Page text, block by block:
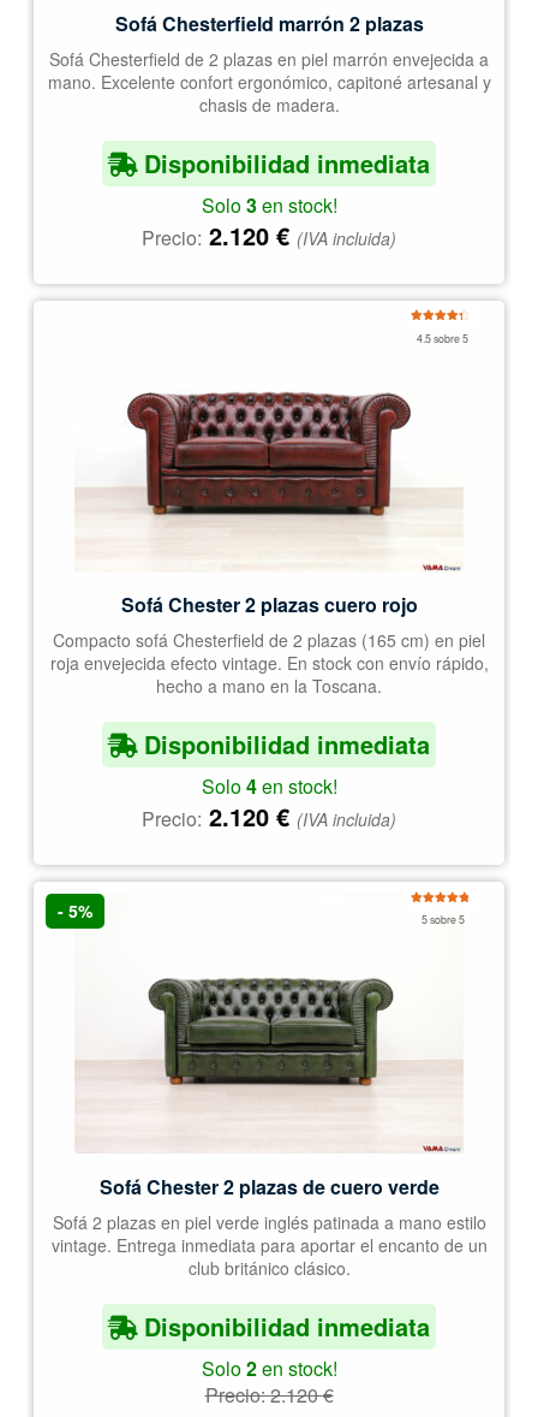
Sofá Chesterfield marrón 2 plazas
Sofá Chesterfield de 2 plazas en piel marrón envejecida a
mano. Excelente confort ergonómico, capitoné artesanal y
chasis de madera.
Disponibilidad inmediata
Solo3en stock!
Precio: 2.120 € (IVA incluida)
4.5 sobre 5
Sofá Chester 2 plazas cuero rojo
Compacto sofá Chesterfield de 2 plazas (165 cm) en piel
roja envejecida efecto vintage. En stock con envío rápido,
hecho a mano en la Toscana.
Disponibilidad inmediata
Solo4en stock!
Precio: 2.120 € (IVA incluida)
5 sobre 5
Sofá Chester 2 plazas de cuero verde
Sofá 2 plazas en piel verde inglés patinada a mano estilo
vintage. Entrega inmediata para aportar el encanto de un
club británico clásico.
- 5%
Disponibilidad inmediata
Solo2en stock!
Precio:2.120€